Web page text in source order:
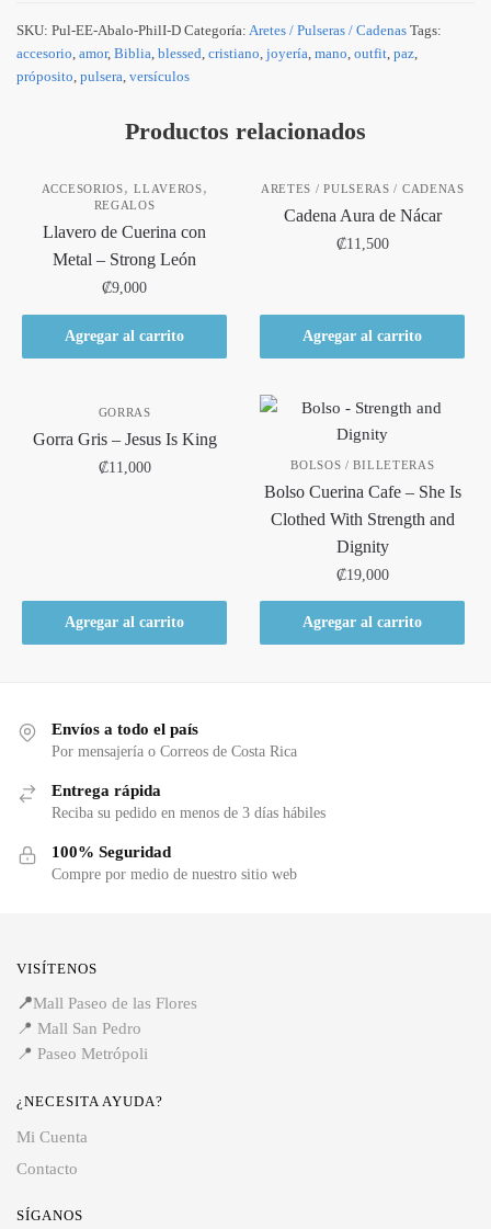
SKU: Pul-EE-Abalo-PhilI-D Categoría: Aretes / Pulseras / Cadenas Tags:
accesorio amor, Biblia blessed cristiano joyería mano outfit paz
próposito pulsera versículos
Productos relacionados
ACCESORIOS,LLAVEROS,
REGALOS
Llavero de Cuerina con
Metal – Strong León
₡9,000
Agregar al carrito
ARETES / PULSERAS / CADENAS
Cadena Aura de Nácar
₡11,500
Agregar al carrito
GORRAS
Gorra Gris – Jesus Is King
₡11,000
Agregar al carrito
BOLSOS / BILLETERAS
Bolso Cuerina Cafe – She Is
Clothed With Strength and
Dignity
₡19,000
Agregar al carrito
Envíos a todo el país
Por mensajería o Correos de Costa Rica
Entrega rápida
Reciba su pedido en menos de 3 días hábiles
100% Seguridad
Compre por medio de nuestro sitio web
VISÍTENOS
📍Mall Paseo de las Flores
📍 Mall San Pedro
📍 Paseo Metrópoli
¿NECESITA AYUDA?
Mi Cuenta
Contacto
SÍGANOS